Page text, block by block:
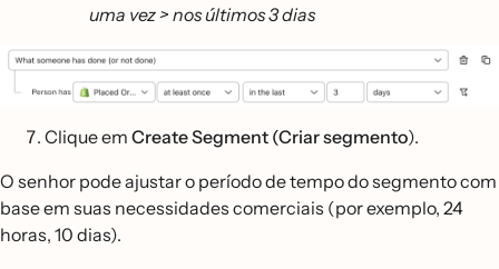
uma vez > nos últimos 3 dias
Clique em Create Segment (Criar segmento).
O senhor pode ajustar o período de tempo do segmento com
base em suas necessidades comerciais (por exemplo, 24
horas, 10 dias).